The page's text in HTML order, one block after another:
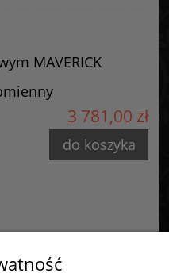
MAVERICK
3 781,00 zł
do koszyka